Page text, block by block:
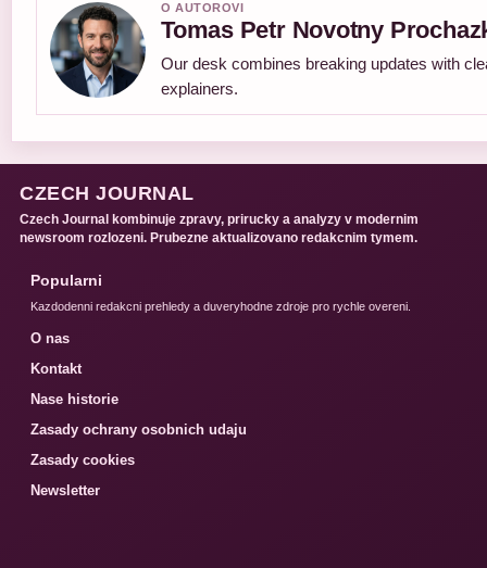
O AUTOROVI
Tomas Petr Novotny
Our desk combines breaking updates with
explainers.
CZECH JOURNAL
Czech Journal kombinuje zpravy, prirucky a analyzy v modernim
newsroom rozlozeni. Prubezne aktualizovano redakcnim tymem.
Popularni
Kazdodenni redakcni prehledy a duveryhodne zdroje pro rychle overeni.
O nas
Kontakt
Nase historie
Zasady ochrany osobnich udaju
Zasady cookies
Newsletter